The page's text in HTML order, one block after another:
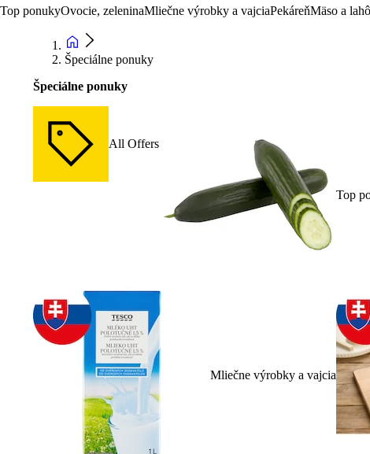
Top ponukyOvocie, zeleninaMliečne výrobky a vajciaPekáreňMäso a
Špeciálne ponuky
Špeciálne ponuky
All Offers
Top
Mliečne výrobky a vajcia